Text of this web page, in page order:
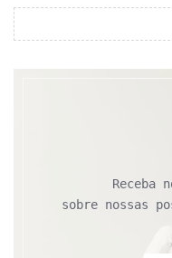
Receba
sobre nossas